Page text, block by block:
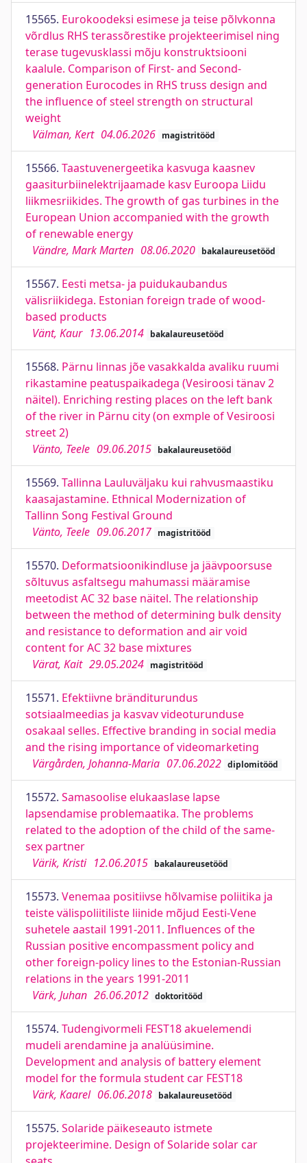
15565. Eurokoodeksi esimese ja teise põlvkonna
võrdlus RHS terassõrestike projekteerimisel ning
terase tugevusklassi mõju konstruktsiooni
kaalule. Comparison of First- and Second-
generation Eurocodes in RHS truss design and
the influence of steel strength on structural
weight
Välman, Kert 04.06.2026 magistritööd
15566. Taastuvenergeetika kasvuga kaasnev
gaasiturbiinelektrijaamade kasv Euroopa Liidu
liikmesriikides. The growth of gas turbines in the
European Union accompanied with the growth
of renewable energy
Vändre, Mark Marten 08.06.2020 bakalaureusetööd
15567. Eesti metsa- ja puidukaubandus
välisriikidega. Estonian foreign trade of wood-
based products
Vänt, Kaur 13.06.2014 bakalaureusetööd
15568. Pärnu linnas jõe vasakkalda avaliku ruumi
rikastamine peatuspaikadega (Vesiroosi tänav 2
näitel). Enriching resting places on the left bank
of the river in Pärnu city (on exmple of Vesiroosi
street 2)
Vänto, Teele 09.06.2015 bakalaureusetööd
15569. Tallinna Lauluväljaku kui rahvusmaastiku
kaasajastamine. Ethnical Modernization of
Tallinn Song Festival Ground
Vänto, Teele 09.06.2017 magistritööd
15570. Deformatsioonikindluse ja jäävpoorsuse
sõltuvus asfaltsegu mahumassi määramise
meetodist AC 32 base näitel. The relationship
between the method of determining bulk density
and resistance to deformation and air void
content for AC 32 base mixtures
Värat, Kait 29.05.2024 magistritööd
15571. Efektiivne bränditurundus
sotsiaalmeedias ja kasvav videoturunduse
osakaal selles. Effective branding in social media
and the rising importance of videomarketing
Värgården, Johanna-Maria 07.06.2022 diplomitööd
15572. Samasoolise elukaaslase lapse
lapsendamise problemaatika. The problems
related to the adoption of the child of the same-
sex partner
Värik, Kristi 12.06.2015 bakalaureusetööd
15573. Venemaa positiivse hõlvamise poliitika ja
teiste välispoliitiliste liinide mõjud Eesti-Vene
suhetele aastail 1991-2011. Influences of the
Russian positive encompassment policy and
other foreign-policy lines to the Estonian-Russian
relations in the years 1991-2011
Värk, Juhan 26.06.2012 doktoritööd
15574. Tudengivormeli FEST18 akuelemendi
mudeli arendamine ja analüüsimine.
Development and analysis of battery element
model for the formula student car FEST18
Värk, Kaarel 06.06.2018 bakalaureusetööd
15575. Solaride päikeseauto istmete
projekteerimine. Design of Solaride solar car